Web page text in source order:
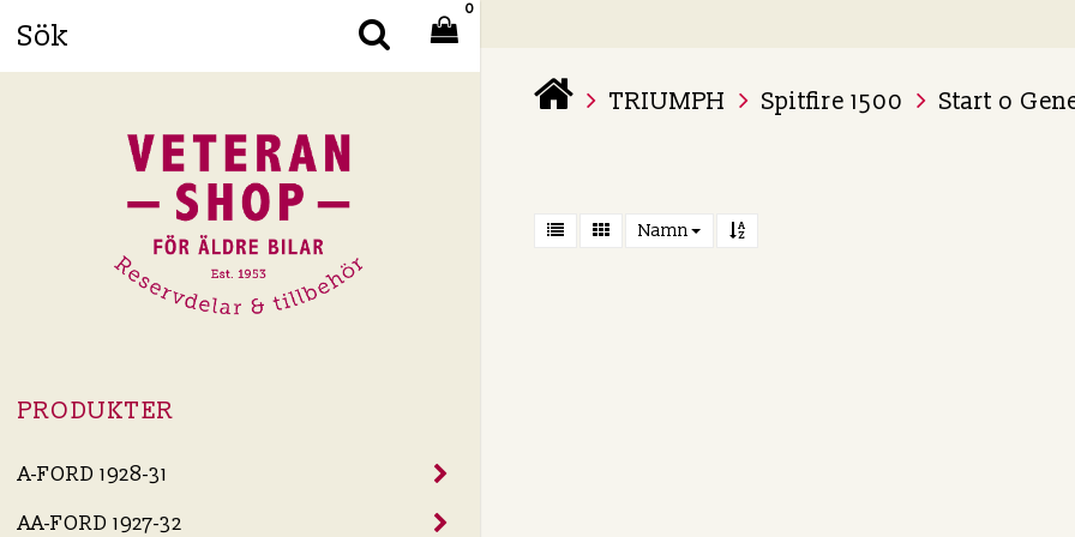
0
Din varukorg är tom
PRODUKTER
A-FORD 1928-31
AA-FORD 1927-32
TRIUMPH Spitfire 1500 Start o
Namn